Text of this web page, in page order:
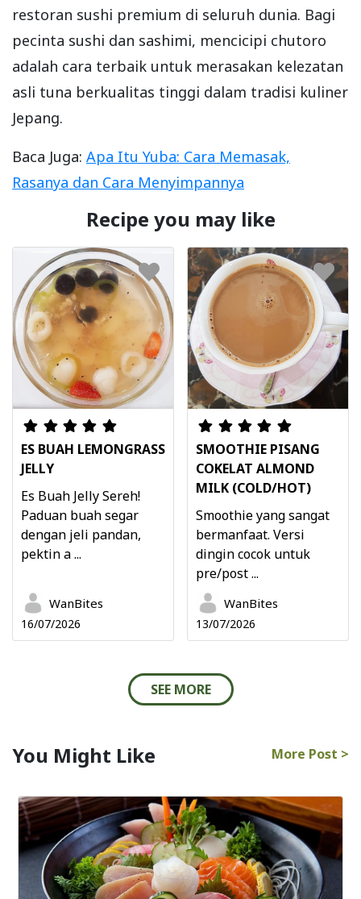
restoran sushi premium di seluruh dunia. Bagi
pecinta sushi dan sashimi, mencicipi chutoro
adalah cara terbaik untuk merasakan kelezatan
asli tuna berkualitas tinggi dalam tradisi kuliner
Jepang.
Baca Juga: Apa Itu Yuba: Cara Memasak,
Rasanya dan Cara Menyimpannya
Recipe you may like
ES BUAH LEMONGRASS
JELLY
Es Buah Jelly Sereh!
Paduan buah segar
dengan jeli pandan,
pektin a ...
WanBites
16/07/2026
SMOOTHIE PISANG
COKELAT ALMOND
MILK (COLD/HOT)
Smoothie yang sangat
bermanfaat. Versi
dingin cocok untuk
pre/post ...
WanBites
13/07/2026
SEE MORE
You Might Like More Post >